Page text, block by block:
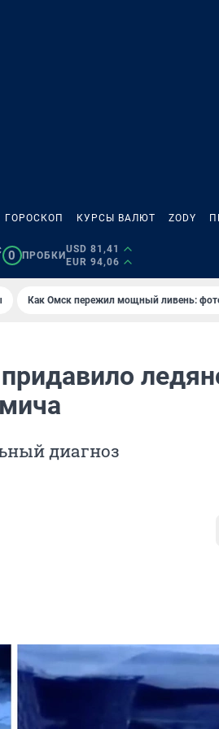
ГОРОСКОП КУРСЫ ВАЛЮТ ZODY
0 ПРОБКИ
USD 81,41
EUR 94,06
Как Омск пережил мощный ливень:
диагноз